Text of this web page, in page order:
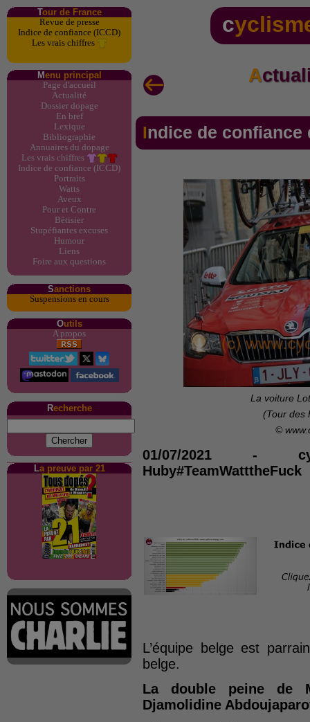
Tour de France
Revue de presse
Indice de confiance (ICCD)
Les vrais chiffres
Menu principal
Page d'accueil
Actualité
Dossier dopage
En bref
Lexique
Bibliographie
Annuaires du dopage
Les vrais chiffres
Indice de confiance (ICCD)
Portraits
Watts
Aveux
Pour et Contre
Bêtisier
Stupéfiantes excuses
Humour
Liens
Foire aux questions
Sanctions
Suspensions en cours
Outils
A propos
Recherche
La preuve par 21
c
Indice de confiance
La voiture
(Tour des
©
01/07/2021 -
Huby#TeamWatttheFuck
L’équipe belge est
belge.
La double peine de
Djamolidine